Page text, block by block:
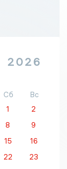
2026
Сб
Вс
1
2
8
9
15
16
22
23